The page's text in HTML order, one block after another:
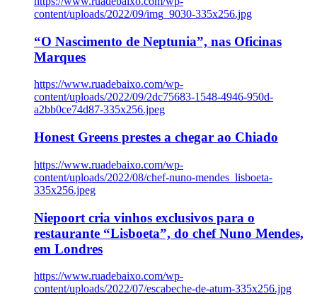
content/uploads/2022/09/img_9030-335x256.jpg
“O Nascimento de Neptunia”, nas Oficinas
Marques
https://www.ruadebaixo.com/wp-
content/uploads/2022/09/2dc75683-1548-4946-950d-
a2bb0ce74d87-335x256.jpeg
Honest Greens prestes a chegar ao Chiado
https://www.ruadebaixo.com/wp-
content/uploads/2022/08/chef-nuno-mendes_lisboeta-
335x256.jpeg
Niepoort cria vinhos exclusivos para o
restaurante “Lisboeta”, do chef Nuno Mendes,
em Londres
https://www.ruadebaixo.com/wp-
content/uploads/2022/07/escabeche-de-atum-335x256.jpg